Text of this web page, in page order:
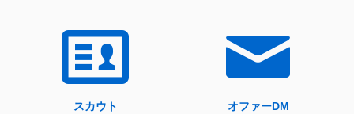
スカウト オファーDM